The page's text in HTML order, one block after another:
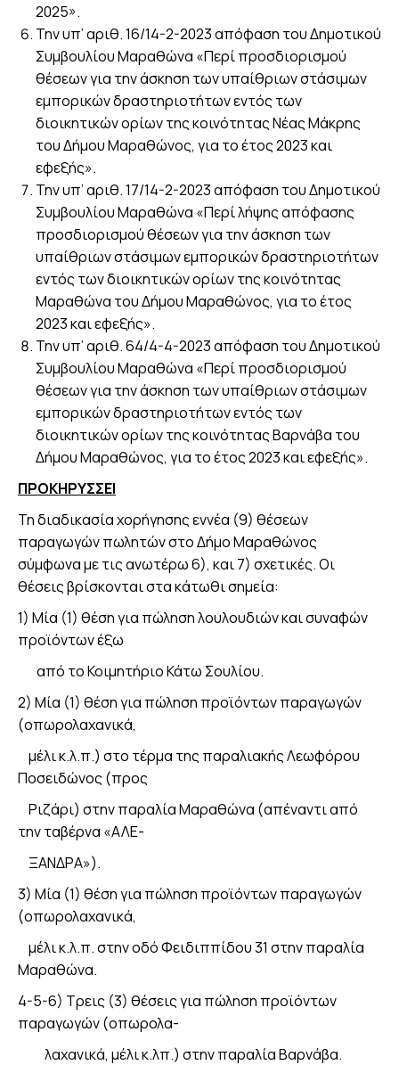
2025».
Την υπ’ αριθ. 16/14-2-2023 απόφαση του Δημοτικού
Συμβουλίου Μαραθώνα «Περί προσδιορισμού
θέσεων για την άσκηση των υπαίθριων στάσιμων
εμπορικών δραστηριοτήτων εντός των
διοικητικών ορίων της κοινότητας Νέας Μάκρης
του Δήμου Μαραθώνος, για το έτος 2023 και
εφεξής».
Την υπ’ αριθ. 17/14-2-2023 απόφαση του Δημοτικού
Συμβουλίου Μαραθώνα «Περί λήψης απόφασης
προσδιορισμού θέσεων για την άσκηση των
υπαίθριων στάσιμων εμπορικών δραστηριοτήτων
εντός των διοικητικών ορίων της κοινότητας
Μαραθώνα του Δήμου Μαραθώνος, για το έτος
2023 και εφεξής».
Την υπ’ αριθ. 64/4-4-2023 απόφαση του Δημοτικού
Συμβουλίου Μαραθώνα «Περί προσδιορισμού
θέσεων για την άσκηση των υπαίθριων στάσιμων
εμπορικών δραστηριοτήτων εντός των
διοικητικών ορίων της κοινότητας Βαρνάβα του
Δήμου Μαραθώνος, για το έτος 2023 και εφεξής».
ΠΡΟΚΗΡΥΣΣΕΙ
Τη διαδικασία χορήγησης εννέα (9) θέσεων
παραγωγών πωλητών στο Δήμο Μαραθώνος
σύμφωνα με τις ανωτέρω 6), και 7) σχετικές. Οι
θέσεις βρίσκονται στα κάτωθι σημεία:
1) Μία (1) θέση για πώληση λουλουδιών και συναφών
προϊόντων έξω
από το Κοιμητήριο Κάτω Σουλίου.
2) Μία (1) θέση για πώληση προϊόντων παραγωγών
(οπωρολαχανικά,
μέλι κ.λ.π.) στο τέρμα της παραλιακής Λεωφόρου
Ποσειδώνος (προς
Ριζάρι) στην παραλία Μαραθώνα (απέναντι από
την ταβέρνα «ΑΛΕ-
ΞΑΝΔΡΑ»).
3) Μία (1) θέση για πώληση προϊόντων παραγωγών
(οπωρολαχανικά,
μέλι κ.λ.π. στην οδό Φειδιππίδου 31 στην παραλία
Μαραθώνα.
4-5-6) Τρεις (3) θέσεις για πώληση προϊόντων
παραγωγών (οπωρολα-
λαχανικά, μέλι κ.λπ.) στην παραλία Βαρνάβα.